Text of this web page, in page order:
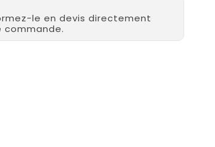
le en devis directement
commande.